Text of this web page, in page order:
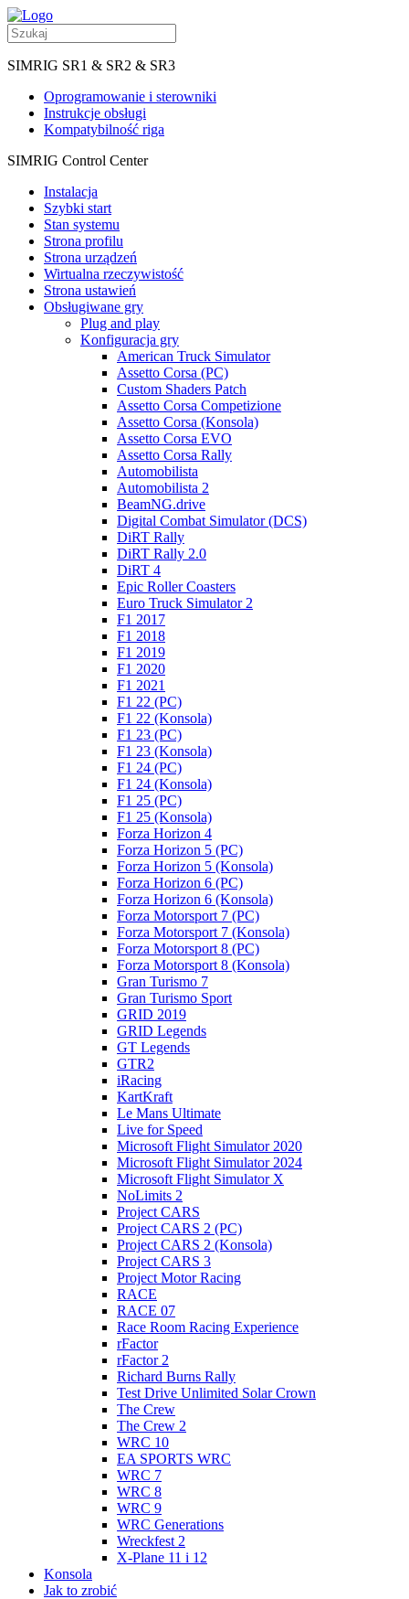
SIMRIG SR1 & SR2 & SR3
Oprogramowanie i sterowniki
Instrukcje obsługi
Kompatybilność riga
SIMRIG Control Center
Instalacja
Szybki start
Stan systemu
Strona profilu
Strona urządzeń
Wirtualna rzeczywistość
Strona ustawień
Obsługiwane gry
Plug and play
Konfiguracja gry
American Truck Simulator
Assetto Corsa (PC)
Custom Shaders Patch
Assetto Corsa Competizione
Assetto Corsa (Konsola)
Assetto Corsa EVO
Assetto Corsa Rally
Automobilista
Automobilista 2
BeamNG.drive
Digital Combat Simulator (DCS)
DiRT Rally
DiRT Rally 2.0
DiRT 4
Epic Roller Coasters
Euro Truck Simulator 2
F1 2017
F1 2018
F1 2019
F1 2020
F1 2021
F1 22 (PC)
F1 22 (Konsola)
F1 23 (PC)
F1 23 (Konsola)
F1 24 (PC)
F1 24 (Konsola)
F1 25 (PC)
F1 25 (Konsola)
Forza Horizon 4
Forza Horizon 5 (PC)
Forza Horizon 5 (Konsola)
Forza Horizon 6 (PC)
Forza Horizon 6 (Konsola)
Forza Motorsport 7 (PC)
Forza Motorsport 7 (Konsola)
Forza Motorsport 8 (PC)
Forza Motorsport 8 (Konsola)
Gran Turismo 7
Gran Turismo Sport
GRID 2019
GRID Legends
GT Legends
GTR2
iRacing
KartKraft
Le Mans Ultimate
Live for Speed
Microsoft Flight Simulator 2020
Microsoft Flight Simulator 2024
Microsoft Flight Simulator X
NoLimits 2
Project CARS
Project CARS 2 (PC)
Project CARS 2 (Konsola)
Project CARS 3
Project Motor Racing
RACE
RACE 07
Race Room Racing Experience
rFactor
rFactor 2
Richard Burns Rally
Test Drive Unlimited Solar Crown
The Crew
The Crew 2
WRC 10
EA SPORTS WRC
WRC 7
WRC 8
WRC 9
WRC Generations
Wreckfest 2
X-Plane 11 i 12
Konsola
Jak to zrobić